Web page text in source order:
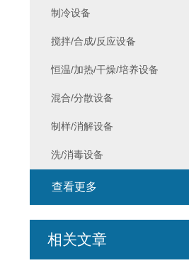
制冷设备
搅拌/合成/反应设备
恒温/加热/干燥/培养设备
混合/分散设备
制样/消解设备
洗/消毒设备
查看更多
相关文章